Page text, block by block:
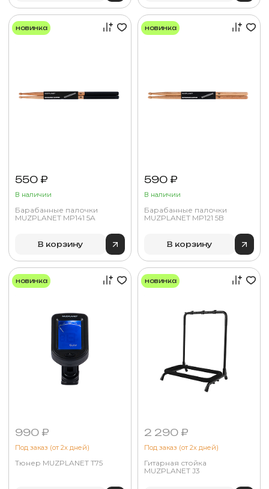
новинка
550 ₽
В наличии
Барабанные палочки
MUZPLANET MP141 5A
В корзину
новинка
590 ₽
В наличии
Барабанные палочки
MUZPLANET MP121 5B
В корзину
новинка
990 ₽
Под заказ (от 2х дней)
Тюнер MUZPLANET T75
новинка
2 290 ₽
Под заказ (от 2х дней)
Гитарная стойка
MUZPLANET J3